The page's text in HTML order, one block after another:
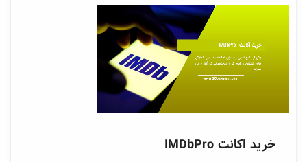
خرید اکانت IMDbPro